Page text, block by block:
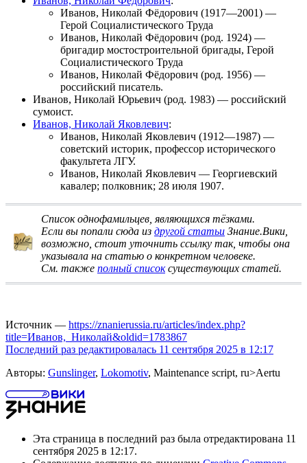
Иванов, Николай Фёдорович (1917—2001) —
Герой Социалистического Труда
Иванов, Николай Фёдорович (род. 1924) —
бригадир мостостроительной бригады, Герой
Социалистического Труда
Иванов, Николай Фёдорович (род. 1956) —
российский писатель.
Иванов, Николай Юрьевич (род. 1983) — российский
сумоист.
Иванов, Николай Яковлевич:
Иванов, Николай Яковлевич (1912—1987) —
советский историк, профессор исторического
факультета ЛГУ.
Иванов, Николай Яковлевич — Георгиевский
кавалер; полковник; 28 июля 1907.
Список однофамильцев, являющихся тёзками.
Если вы попали сюда из другой статьи Знание.Вики,
возможно, стоит уточнить ссылку так, чтобы она
указывала на статью о конкретном человеке.
См. также полный списоксуществующих статей.
Источник — https://znanierussia.ru/articles/index.php?
title=Иванов,_Николай&oldid=1783867
Последний раз редактировалась 11 сентября 2025 в 12:17
Авторы: Gunslinger, Lokomotiv, Maintenance script, ru>Aertu
Эта страница в последний раз была отредактирована 11
сентября 2025 в 12:17.